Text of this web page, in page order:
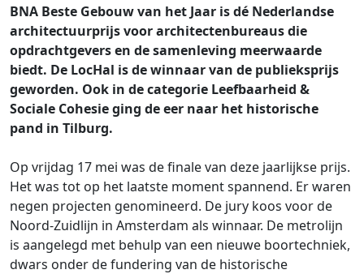
BNA Beste Gebouw van het Jaar is dé Nederlandse
architectuurprijs voor architectenbureaus die
opdrachtgevers en de samenleving meerwaarde
biedt. De LocHal is de winnaar van de publieksprijs
geworden. Ook in de categorie Leefbaarheid &
Sociale Cohesie ging de eer naar het historische
pand in Tilburg.
Op vrijdag 17 mei was de finale van deze jaarlijkse prijs.
Het was tot op het laatste moment spannend. Er waren
negen projecten genomineerd. De jury koos voor de
Noord-Zuidlijn in Amsterdam als winnaar. De metrolijn
is aangelegd met behulp van een nieuwe boortechniek,
dwars onder de fundering van de historische